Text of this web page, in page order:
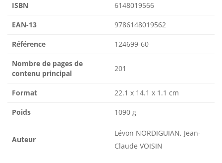
ISBN 6148019566
EAN-13 9786148019562
Référence 124699-60
Nombre de pages de
contenu principal
201
Format 22.1 x 14.1 x 1.1 cm
Poids 1090 g
Auteur
Lévon NORDIGUIAN, Jean-
Claude VOISIN